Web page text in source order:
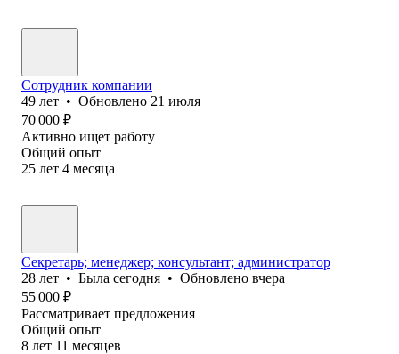
Сотрудник компании
49 лет • Обновлено 21 июля
70 000 ₽
Активно ищет работу
Общий опыт
25 лет 4 месяца
Секретарь; менеджер; консультант; администратор
28 лет • Была сегодня • Обновлено вчера
55 000 ₽
Рассматривает предложения
Общий опыт
8 лет 11 месяцев